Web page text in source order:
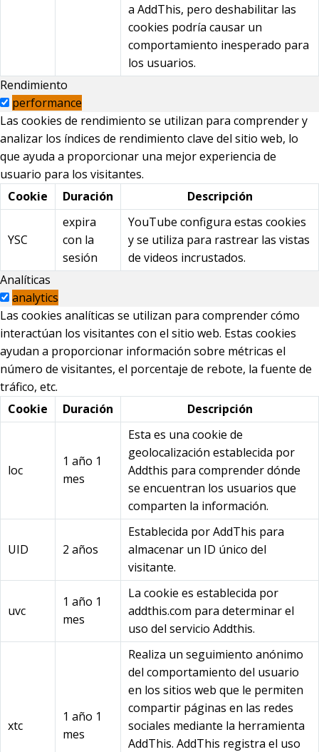
a AddThis, pero deshabilitar las
cookies podría causar un
comportamiento inesperado para
los usuarios.
Rendimiento
performance
Las cookies de rendimiento se utilizan para comprender y
analizar los índices de rendimiento clave del sitio web, lo
que ayuda a proporcionar una mejor experiencia de
usuario para los visitantes.
Cookie
Duración Descripción
YSC
expira
con la
sesión
YouTube configura estas cookies
y se utiliza para rastrear las vistas
de videos incrustados.
Analíticas
analytics
Las cookies analíticas se utilizan para comprender cómo
interactúan los visitantes con el sitio web. Estas cookies
ayudan a proporcionar información sobre métricas el
número de visitantes, el porcentaje de rebote, la fuente de
tráfico, etc.
Cookie
Duración Descripción
loc
1 año 1
mes
Esta es una cookie de
geolocalización establecida por
Addthis para comprender dónde
se encuentran los usuarios que
comparten la información.
UID 2 años
Establecida por AddThis para
almacenar un ID único del
visitante.
uvc
1 año 1
mes
La cookie es establecida por
addthis.com para determinar el
uso del servicio Addthis.
xtc
1 año 1
mes
Realiza un seguimiento anónimo
del comportamiento del usuario
en los sitios web que le permiten
compartir páginas en las redes
sociales mediante la herramienta
AddThis. AddThis registra el uso